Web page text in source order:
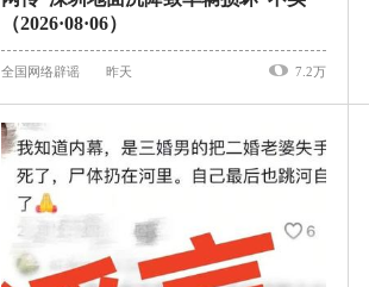
（2026·08·06）
全国网络辟谣 昨天 7.2万